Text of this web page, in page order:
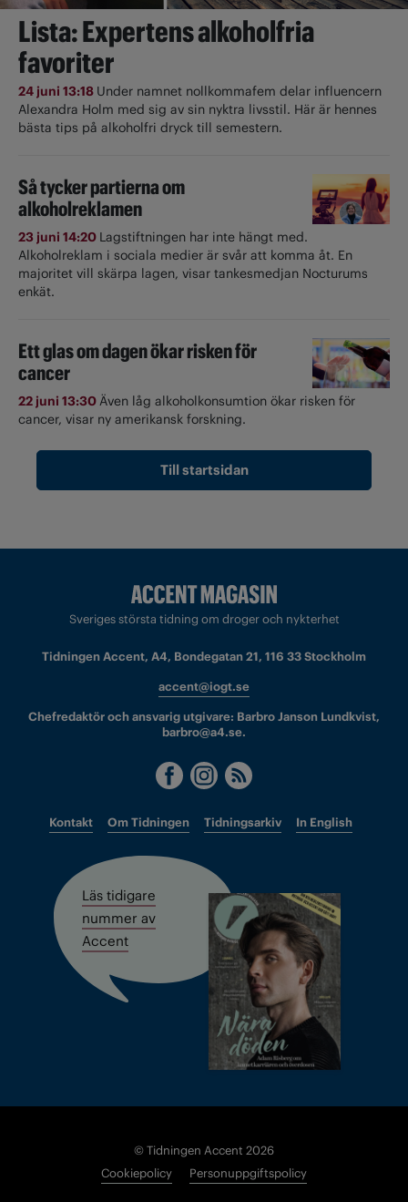
Lista: Expertens alkoholfria
favoriter
24 juni 13:18 Under namnet nollkommafem delar influencern
Alexandra Holm med sig av sin nyktra livsstil. Här är hennes
bästa tips på alkoholfri dryck till semestern.
Så tycker partierna om
alkoholreklamen
23 juni 14:20 Lagstiftningen har inte hängt med.
Alkoholreklam i sociala medier är svår att komma åt. En
majoritet vill skärpa lagen, visar tankesmedjan Nocturums
enkät.
Ett glas om dagen ökar risken för
cancer
22 juni 13:30Även låg alkoholkonsumtion ökar risken för
cancer, visar ny amerikansk forskning.
Till startsidan
Sveriges största tidning om droger och nykterhet
Tidningen Accent, A4, Bondegatan 21, 116 33 Stockholm
accent@iogt.se
Chefredaktör och ansvarig utgivare: Barbro Janson Lundkvist,
barbro@a4.se.
Kontakt Om Tidningen Tidningsarkiv In English
Läs tidigare
nummer av
Accent
© Tidningen Accent 2026
Cookiepolicy
Personuppgiftspolicy